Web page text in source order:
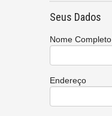
Seus Dados
Nome Completo
Endereço